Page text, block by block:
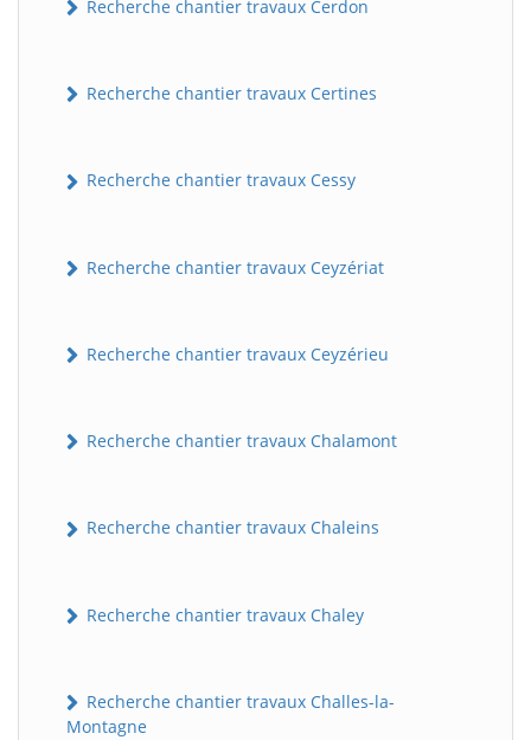
Recherche chantier travaux Cerdon
Recherche chantier travaux Certines
Recherche chantier travaux Cessy
Recherche chantier travaux Ceyzériat
Recherche chantier travaux Ceyzérieu
Recherche chantier travaux Chalamont
Recherche chantier travaux Chaleins
Recherche chantier travaux Chaley
Recherche chantier travaux Challes-la-
Montagne